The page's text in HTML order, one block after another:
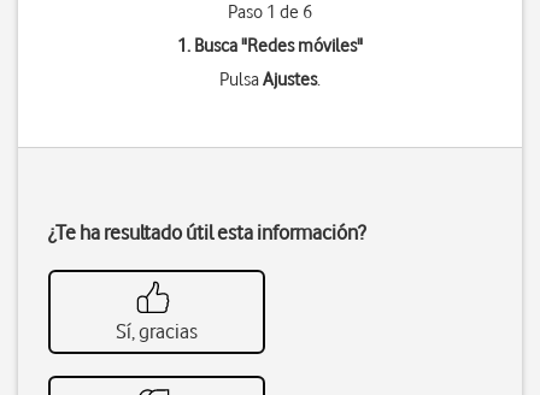
Paso 1 de 6
1. Busca "Redes móviles"
PulsaAjustes.
¿Te ha resultado útil esta información?
Sí, gracias